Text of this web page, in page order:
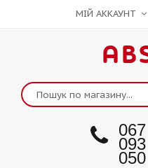
МІЙ АККАУНТ